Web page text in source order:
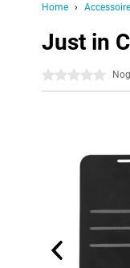
Home
Just in
0 sterren